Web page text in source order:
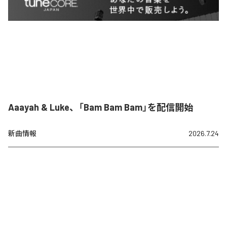
Aaayah & Luke、「Bam Bam Bam」を配信開始
新曲情報 2026.7.24